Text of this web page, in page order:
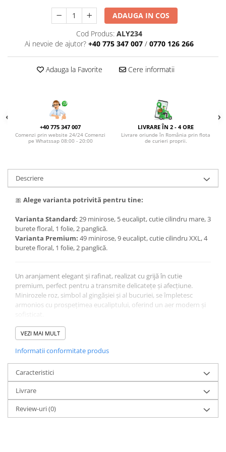
DE TRANDAFIRI ROȘII
ADAUGA IN COS
Cod Produs: ALY234
Ai nevoie de ajutor? +40 775 347 007 / 0770 126 266
Adauga la Favorite Cere informatii
+40 775 347 007
Comenzi prin website 24/24 Comenzi
pe Whatssap 08:00 - 20:00
LIVRARE ÎN 2 - 4 ORE
Livrare oriunde în România prin flota
de curieri proprii.
Descriere
🎀 Alege varianta potrivită pentru tine:
Varianta Standard: 29 minirose, 5 eucalipt, cutie cilindru mare, 3
burete floral, 1 folie, 2 panglică.
Varianta Premium: 49 minirose, 9 eucalipt, cutie cilindru XXL, 4
burete floral, 1 folie, 2 panglică.
Un aranjament elegant și rafinat, realizat cu grijă în cutie
premium, perfect pentru a transmite delicatețe și afecțiune.
Minirozele roz, simbol al gingășiei și al bucuriei, se împletesc
armonios cu prospețimea eucaliptului, oferind un aer modern și
– Aniversări, onomastici sau zile de naștere
– Cadouri elegante pentru doamne și domnișoare
– Mesaje de mulțumire sau încurajare
– Decor floral rafinat pentru birou sau casă
✨ Detalii importante:
✅ Conține lalele naturale în funcție de variantă
✅ Cutie cilindrică premium, reutilizabilă
✅ Burete floral hidratat – florile își păstrează prospețimea 5–7 zile
✅ Felicitare cadou inclusă – poți adăuga un mesaj personalizat
✅ Livrare rapidă în 2–4 ore, în peste 150 de orașe din România
VEZI MAI MULT
Informatii conformitate produs
Caracteristici
Livrare
Review-uri(0)